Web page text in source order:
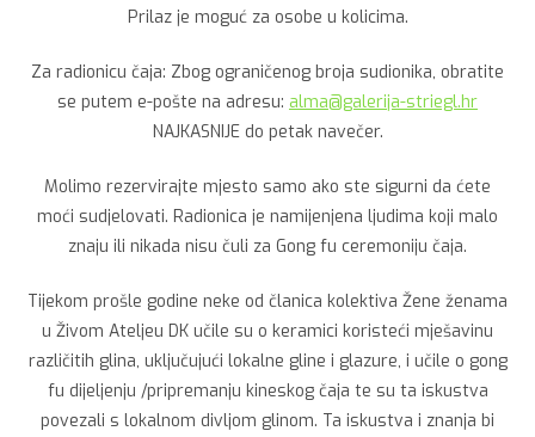
Prilaz je moguć za osobe u kolicima.
Za radionicu čaja: Zbog ograničenog broja sudionika, obratite
se putem e-pošte na adresu: alma@galerija-striegl.hr
NAJKASNIJE do petak navečer.
Molimo rezervirajte mjesto samo ako ste sigurni da ćete
moći sudjelovati. Radionica je namijenjena ljudima koji malo
znaju ili nikada nisu čuli za Gong fu ceremoniju čaja.
Tijekom prošle godine neke od članica kolektiva Žene ženama
u Živom Ateljeu DK učile su o keramici koristeći mješavinu
različitih glina, uključujući lokalne gline i glazure, i učile o gong
fu dijeljenju /pripremanju kineskog čaja te su ta iskustva
povezali s lokalnom divljom glinom. Ta iskustva i znanja bi